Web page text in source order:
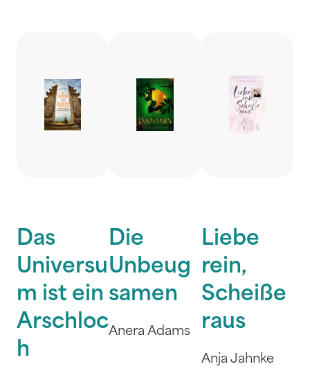
Das
Universu
m ist ein
Arschloc
h
Die
Unbeug
samen
Anera Adams
Liebe
rein,
Scheiße
raus
Anja Jahnke